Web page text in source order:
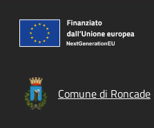
Comune di Roncade